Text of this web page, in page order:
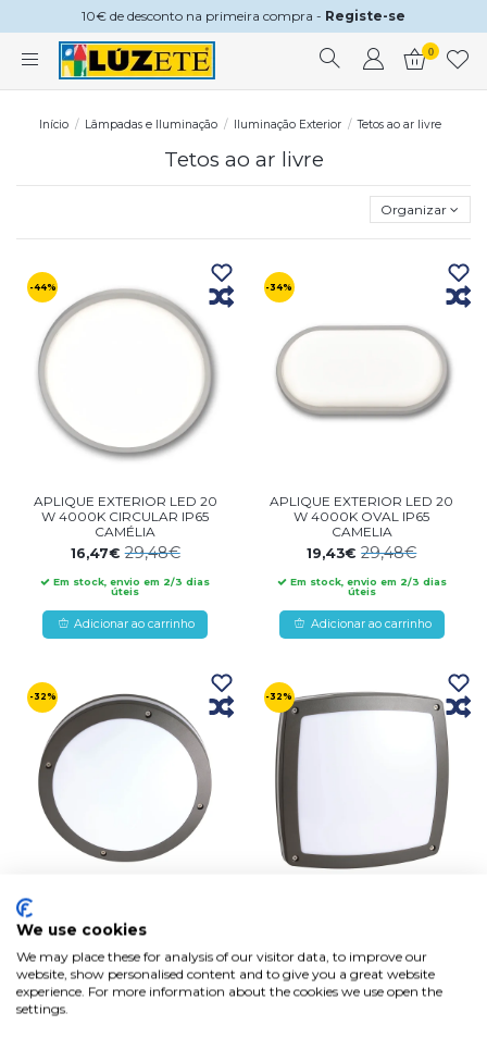
10€ de desconto na primeira compra - Registe-se
0
Início Lâmpadas e Iluminação Iluminação Exterior Tetos ao ar livre
Tetos ao ar livre
Organizar
-44%
APLIQUE EXTERIOR LED 20
W 4000K CIRCULAR IP65
CAMÉLIA
16,47€29,48€
Em stock, envio em 2/3 dias
úteis
Adicionar ao carrinho
-34%
APLIQUE EXTERIOR LED 20
W 4000K OVAL IP65
CAMELIA
19,43€29,48€
Em stock, envio em 2/3 dias
úteis
Adicionar ao carrinho
-32%
TORONTO 12W 4000K
CIRCULAR
50,21€74,27€
Em stock, envio em 2/3 dias
-32%
50,21€74,27€
Em stock, envio em 2/3 dias
We use cookies
We may place these for analysis of our visitor data, to improve our
website, show personalised content and to give you a great website
experience. For more information about the cookies we use open the
settings.